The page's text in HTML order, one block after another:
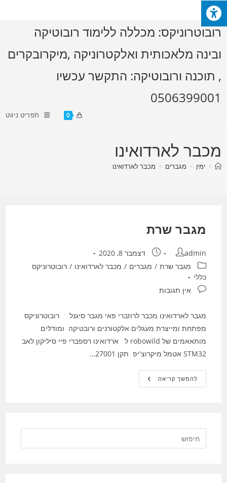
Skip
to
content
רובוטרוניקס: מכללה ללימוד רובוטיקה
ובינה מלאכותית ואלקטרוניקה ,מיקרובקרים
, תוכנה ורובוטיקה: התקשר עכשיו
0506399001
0 תפריט ניווט
מכבר לארדואינו
> ימין > מגברים > מכבר לארדואינו
מגבר שרת
מחבר:
admin פורסם:דצמבר 8, 2020
קטגוריה:מגבר שרת / מגברים / מכבר לארדואינו / רובוטרוניקס
כללי
תגובות:אין תגובות
מגבר לארדואינו מכבר לרוזברי פאי מגבר סיגנל רובוטרוניקס
מפתחת ומייצרת מעגלים אלקטורנים ורובטיקה ומודלים
מותאאמים של robowild ל ארדואינו רספברי פיי סיליקון לאב
STM32 אטמל מיקרוצ'יפ תקן 27001…
להמשך קריאהמגבר
שרת